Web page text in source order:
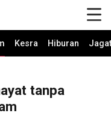
Kesra Hiburan Jagat
tanpa